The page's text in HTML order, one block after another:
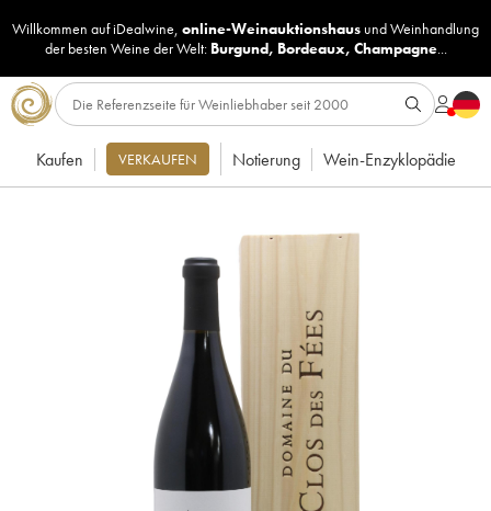
Willkommen auf iDealwine, online-Weinauktionshaus undWeinhandlung
der besten Weine der Welt: Burgund, Bordeaux, Champagne...
Kaufen VERKAUFEN Notierung Wein-Enzyklopädie